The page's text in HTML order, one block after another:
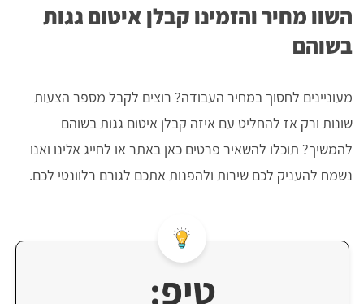
השוו מחיר והזמינו קבלן איטום גגות
בשוהם
מעוניינים לחסוך במחיר העבודה? רוצים לקבל מספר הצעות
שונות ורק אז להחליט עם איזה קבלן איטום גגות בשוהם
להמשיך? תוכלו להשאיר פרטים כאן באתר או לחייג אלינו ואנו
נשמח להעניק לכם שירות ולהפנות אתכם לגורם רלוונטי לכם.
טיפ: